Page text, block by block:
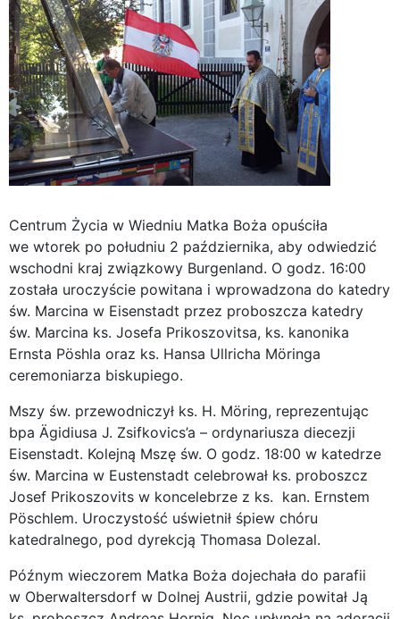
Centrum Życia w Wiedniu Matka Boża opuściła
we wtorek po południu 2 października, aby odwiedzić
wschodni kraj związkowy Burgenland. O godz. 16:00
została uroczyście powitana i wprowadzona do katedry
św. Marcina w Eisenstadt przez proboszcza katedry
św. Marcina ks. Josefa Prikoszovitsa, ks. kanonika
Ernsta Pöshla oraz ks. Hansa Ullricha Möringa
ceremoniarza biskupiego.
Mszy św. przewodniczył ks. H. Möring, reprezentując
bpa Ägidiusa J. Zsifkovics’a – ordynariusza diecezji
Eisenstadt. Kolejną Mszę św. O godz. 18:00 w katedrze
św. Marcina w Eustenstadt celebrował ks. proboszcz
Josef Prikoszovits w koncelebrze z ks. kan. Ernstem
Pöschlem. Uroczystość uświetnił śpiew chóru
katedralnego, pod dyrekcją Thomasa Dolezal.
Późnym wieczorem Matka Boża dojechała do parafii
w Oberwaltersdorf w Dolnej Austrii, gdzie powitał Ją